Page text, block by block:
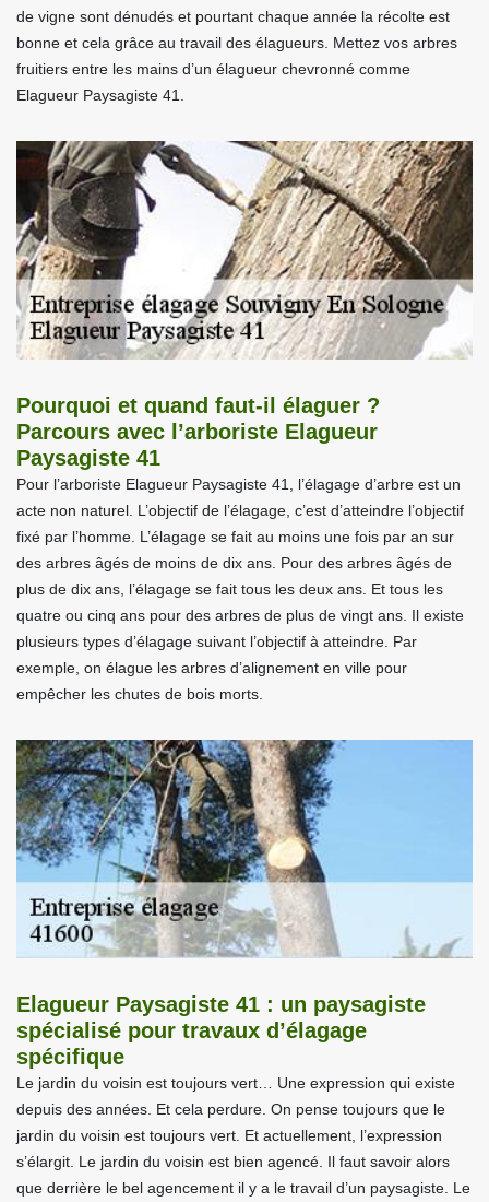
de vigne sont dénudés et pourtant chaque année la récolte est
bonne et cela grâce au travail des élagueurs. Mettez vos arbres
fruitiers entre les mains d’un élagueur chevronné comme
Elagueur Paysagiste 41.
Pourquoi et quand faut-il élaguer ?
Parcours avec l’arboriste Elagueur
Paysagiste 41
Pour l’arboriste Elagueur Paysagiste 41, l’élagage d’arbre est un
acte non naturel. L’objectif de l’élagage, c’est d’atteindre l’objectif
fixé par l’homme. L’élagage se fait au moins une fois par an sur
des arbres âgés de moins de dix ans. Pour des arbres âgés de
plus de dix ans, l’élagage se fait tous les deux ans. Et tous les
quatre ou cinq ans pour des arbres de plus de vingt ans. Il existe
plusieurs types d’élagage suivant l’objectif à atteindre. Par
exemple, on élague les arbres d’alignement en ville pour
empêcher les chutes de bois morts.
Elagueur Paysagiste 41 : un paysagiste
spécialisé pour travaux d’élagage
spécifique
Le jardin du voisin est toujours vert… Une expression qui existe
depuis des années. Et cela perdure. On pense toujours que le
jardin du voisin est toujours vert. Et actuellement, l’expression
s’élargit. Le jardin du voisin est bien agencé. Il faut savoir alors
que derrière le bel agencement il y a le travail d’un paysagiste. Le